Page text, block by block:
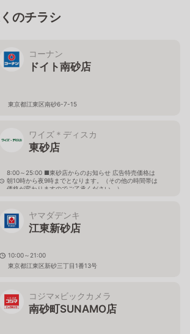
のチラシ
コーナン
ドイト南砂店
東京都江東区南砂6-7-15
ワイズ＊ディスカ
東砂店
8:00～25:00 ■東砂店からのお知らせ 広告特売価格は
朝10時から夜9時までとなります。（その他の時間帯は
価格が変わりますのでご了承ください。）
ヤマダデンキ
江東新砂店
10:00～21:00
東京都江東区新砂三丁目1番13号
コジマ×ビックカメラ
南砂町SUNAMO店